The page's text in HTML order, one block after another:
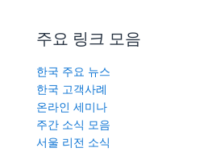
주요 링크 모음
한국 주요 뉴스
한국 고객사례
온라인 세미나
주간 소식 모음
서울 리전 소식